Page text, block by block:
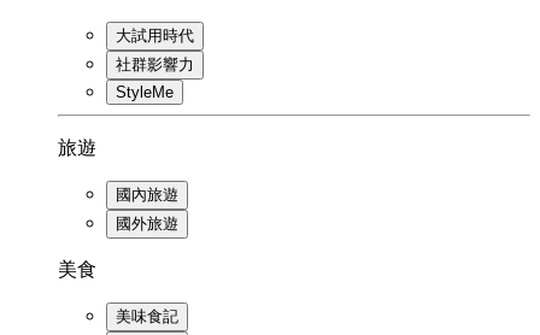
大試用時代
社群影響力
StyleMe
旅遊
國內旅遊
國外旅遊
美食
美味食記